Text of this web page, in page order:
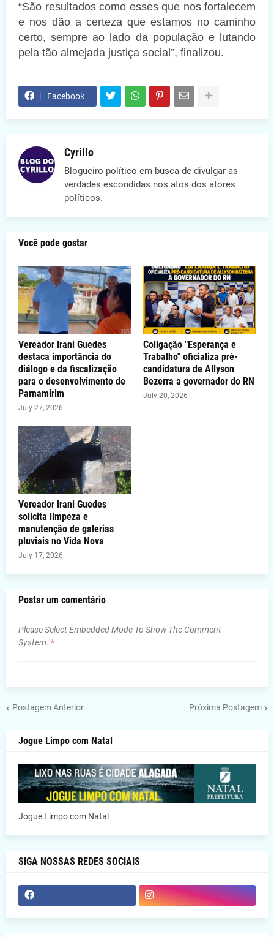
“São resultados como esses que nos fortalecem
e nos dão a certeza que estamos no caminho
certo, sempre ao lado da população e lutando
pela tão almejada justiça social”, finalizou.
Facebook
Cyrillo
Blogueiro político em busca de divulgar as
verdades escondidas nos atos dos atores
políticos.
Você pode gostar
Vereador Irani Guedes
destaca importância do
diálogo e da fiscalização
para o desenvolvimento de
Parnamirim
July 27, 2026
Coligação "Esperança e
Trabalho" oficializa pré-
candidatura de Allyson
Bezerra a governador do RN
July 20, 2026
Vereador Irani Guedes
solicita limpeza e
manutenção de galerias
pluviais no Vida Nova
July 17, 2026
Postar um comentário
Please Select Embedded Mode To Show The Comment
System. *
Postagem Anterior Próxima Postagem
Jogue Limpo com Natal
Jogue Limpo com Natal
SIGA NOSSAS REDES SOCIAIS